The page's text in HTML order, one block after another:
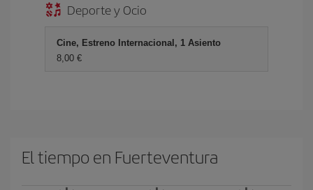
Deporte y Ocio
Cine, Estreno Internacional, 1 Asiento
8,00 €
El tiempo en Fuerteventura